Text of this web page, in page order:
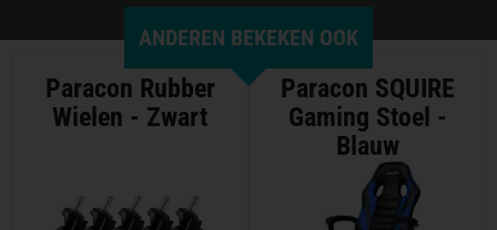
ANDEREN BEKEKEN OOK
Paracon Rubber
Wielen - Zwart
Paracon SQUIRE
Gaming Stoel -
Blauw